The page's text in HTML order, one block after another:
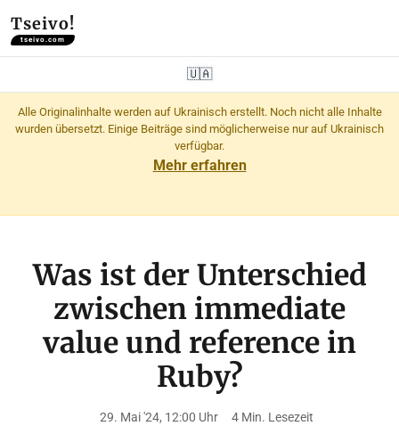
Tseivo!
tseivo.com
🇺🇦
Alle Originalinhalte werden auf Ukrainisch erstellt. Noch nicht alle Inhalte
wurden übersetzt. Einige Beiträge sind möglicherweise nur auf Ukrainisch
verfügbar.
Mehr erfahren
Was ist der Unterschied
zwischen immediate
value und reference in
Ruby?
29. Mai '24, 12:00 Uhr 4 Min. Lesezeit